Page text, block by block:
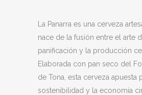
La Panarra es una cerveza
nace de la fusión entre el arte
panificación y la producción
Elaborada con pan seco del
de Tona, esta cerveza apuesta
sostenibilidad y la economía